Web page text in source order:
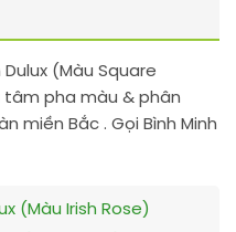
Dulux (Màu Square
tâm pha màu & phân
miền Bắc . Gọi Bình Minh
(Màu Irish Rose)